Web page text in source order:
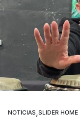
NOTICIAS,SLIDER HOME